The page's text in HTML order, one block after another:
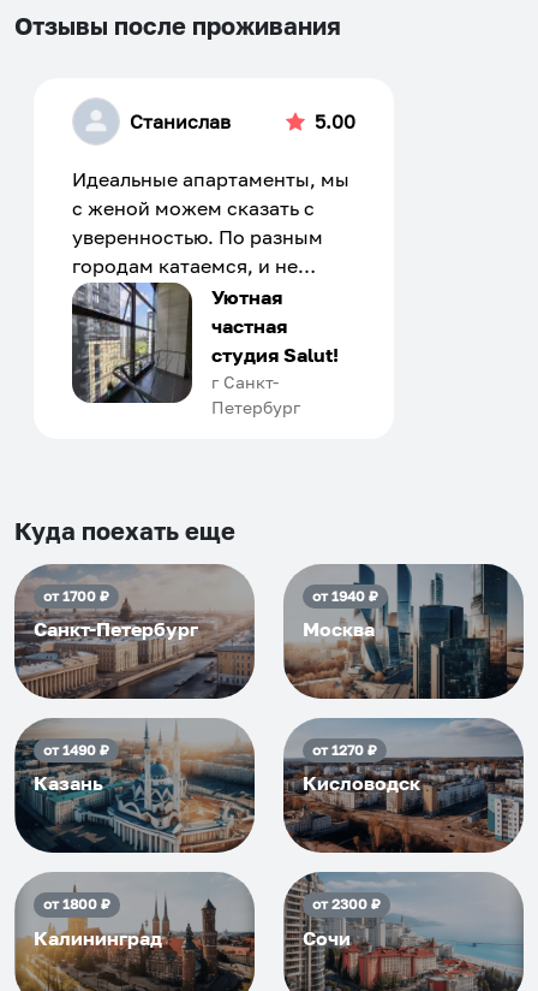
Отзывы после проживания
Станислав 5.00
Идеальные апартаменты, мы
с женой можем сказать с
уверенностью. По разным
городам катаемся, и не
только в России. Сервис на
отличном уровне. Хозяин
апартаментов доброй души
человек, всегда можно
договориться, подскажет
приезжать еще...
Уютная
частная
студия Salut!
г Санкт-
Петербург
Куда поехать еще
от1700₽
Санкт-Петербург
от1940₽
Москва
от1490₽
Казань
от1270₽
Кисловодск
от1800₽
Калининград
от2300₽
Сочи